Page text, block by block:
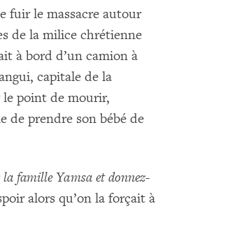
fuir le massacre autour
de la milice chrétienne
à bord d’​​un camion à
capitale de la
point de mourir,
de prendre son bébé de
famille Yamsa et donnez-
alors qu’on la forçait à